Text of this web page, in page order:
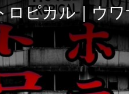
ロピカル｜ウ